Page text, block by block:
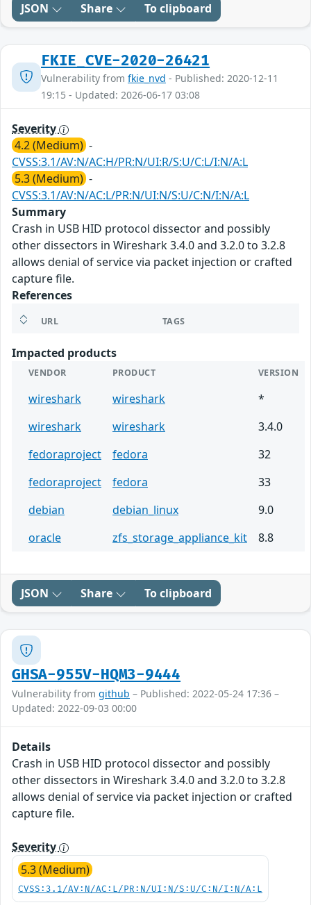
JSON Share To clipboard
FKIE_CVE-2020-26421
Vulnerability from fkie_nvd - Published: 2020-12-11
19:15 - Updated: 2026-06-17 03:08
Severity
4.2 (Medium) -
CVSS:3.1/AV:N/AC:H/PR:N/UI:R/S:U/C:L/I:N/A:L
5.3 (Medium) -
CVSS:3.1/AV:N/AC:L/PR:N/UI:N/S:U/C:N/I:N/A:L
Summary
Crash in USB HID protocol dissector and possibly
other dissectors in Wireshark 3.4.0 and 3.2.0 to 3.2.8
allows denial of service via packet injection or crafted
capture file.
References
URL TAGS
Impacted products
VENDOR PRODUCT VERSION
wireshark wireshark
*
wireshark
wireshark
3.4.0
fedoraproject
fedora
32
fedoraproject
fedora
33
debian
debian_linux
9.0
oracle
zfs_storage_appliance_kit 8.8
JSON Share To clipboard
GHSA-955V-HQM3-9444
Vulnerability from github – Published: 2022-05-24 17:36 –
Updated: 2022-09-03 00:00
Details
Crash in USB HID protocol dissector and possibly
other dissectors in Wireshark 3.4.0 and 3.2.0 to 3.2.8
allows denial of service via packet injection or crafted
capture file.
Severity
5.3 (Medium)
CVSS:3.1/AV:N/AC:L/PR:N/UI:N/S:U/C:N/I:N/A:L